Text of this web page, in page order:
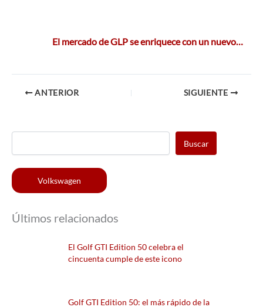
El mercado de GLP se enriquece con un nuevo…
ANTERIOR SIGUIENTE
Buscar
Volkswagen
Últimos relacionados
El Golf GTI Edition 50 celebra el
cincuenta cumple de este icono
Golf GTI Edition 50: el más rápido de la